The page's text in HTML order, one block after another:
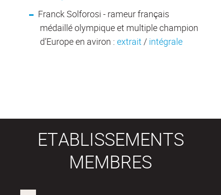
Franck Solforosi - rameur français
médaillé olympique et multiple champion
d’Europe en aviron : extrait/ intégrale
ETABLISSEMENTS
MEMBRES